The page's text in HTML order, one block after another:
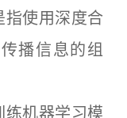
使用深度合
播信息的组
机器学习模